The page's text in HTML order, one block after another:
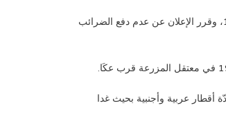
كان عبد الحميد شومان من ضمن المندوبين الخمسة الذين مثلوا اللجنة القومية بالقدس في “مؤتمر اللجان القومية” الذي عقد في مدينة القدس في 7 مايو 1936، وقرر الإعلان عن عدم دفع الضرائب
عدّة أقطار عربية وأجنبية بحيث غدا